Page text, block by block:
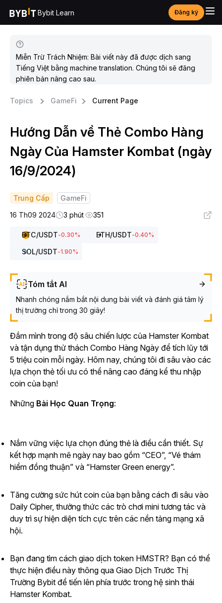
Bybit Learn Đăng ký
Miễn Trừ Trách Nhiệm: Bài viết này đã được dịch sang
Tiếng Việt bằng machine translation. Chúng tôi sẽ đăng
phiên bản nâng cao sau.
Topics GameFi Current Page
Hướng Dẫn về Thẻ Combo Hàng
Ngày Của Hamster Kombat (ngày
16/9/2024)
Trung Cấp
GameFi
16 Th09 2024
3 phút 351
BTC/USDT-0.30% ETH/USDT-0.40%
SOL/USDT-1.90%
Tóm tắt AI
Nhanh chóng nắm bắt nội dung bài viết và đánh giá tâm lý
thị trường chỉ trong 30 giây!
Đắm mình trong độ sâu chiến lược của Hamster Kombat
và tận dụng thử thách Combo Hàng Ngày để tích lũy tới
5 triệu coin mỗi ngày. Hôm nay, chúng tôi đi sâu vào các
lựa chọn thẻ tối ưu có thể nâng cao đáng kể thu nhập
coin của bạn!
Những Bài Học Quan Trọng:
Nắm vững việc lựa chọn đúng thẻ là điều cần thiết. Sự
kết hợp mạnh mẽ ngày nay bao gồm “CEO”, “Vé thám
hiểm đồng thuận” và “Hamster Green energy”.
Tăng cường sức hút coin của bạn bằng cách đi sâu vào
Daily Cipher, thưởng thức các trò chơi mini tương tác và
duy trì sự hiện diện tích cực trên các nền tảng mạng xã
hội.
Bạn đang tìm cách giao dịch token HMSTR? Bạn có thể
thực hiện điều này thông qua Giao Dịch Trước Thị
Trường Bybit để tiến lên phía trước trong hệ sinh thái
Hamster Kombat.